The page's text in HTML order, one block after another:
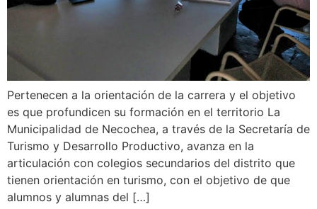
Pertenecen a la orientación de la carrera y el objetivo
es que profundicen su formación en el territorio La
Municipalidad de Necochea, a través de la Secretaría de
Turismo y Desarrollo Productivo, avanza en la
articulación con colegios secundarios del distrito que
tienen orientación en turismo, con el objetivo de que
alumnos y alumnas del […]